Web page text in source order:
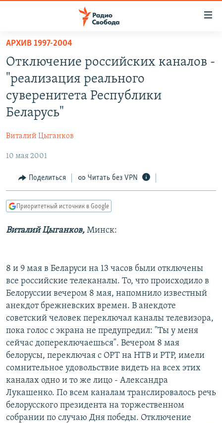
упрощенного
доступа
Вернуться
основному
содержанию
Вернутся
навигации
Вернутся
поиску
ПОДКАСТЫ
АВТОРСКИЕ ПРОЕКТЫ
ЦИТАТЫ СВОБОДЫ
КУЛЬТУРА
IDEL.РЕАЛИИ
КАВКАЗ.РЕАЛИИ
СИБИРЬ.РЕАЛИИ
РАСПИСАНИЕ ВЕЩАНИЯ
СОЦИАЛЬНЫЕ СЕТИ
Все сайты РСЕ/РС
АРХИВ 1997-2004
Отключение российских каналов -
"реализация реального
суверенитета Республики
Беларусь"
Виталий Цыганков
10 мая 2001
Поделиться Читать без VPN
Приоритетный источник в Google
Виталий Цыганков, Минск:
8 и 9 мая в Беларуси на 13 часов были отключены
все российские телеканалы. То, что происходило в
Белоруссии вечером 8 мая, напомнило известный
анекдот брежневских времен. В анекдоте
советский человек переключал каналы телевизора,
пока голос с экрана не предупредил: "Ты у меня
сейчас допереключаешься". Вечером 8 мая
белорусы, переключая с ОРТ на НТВ и РТР, имели
сомнительное удовольствие видеть на всех этих
каналах одно и то же лицо - Александра
Лукашенко. По всем каналам транслировалось речь
белорусского президента на торжественном
собрании по случаю Дня победы. Отключение